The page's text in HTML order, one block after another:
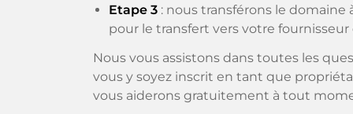
Etape 3 : nous transférons le
pour le transfert vers votre fournisseur
Nous vous assistons dans toutes les
vous y soyez inscrit en tant que
vous aiderons gratuitement à tout